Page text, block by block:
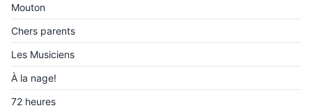
Mouton
Chers parents
Les Musiciens
À la nage!
72 heures